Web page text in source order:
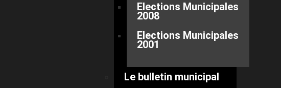
Elections Municipales
2008
Elections Municipales
2001
Le bulletin municipal